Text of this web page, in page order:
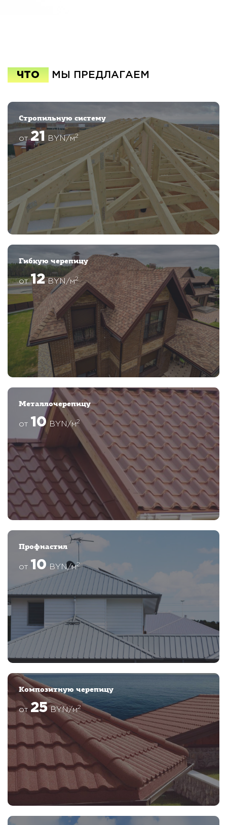
ЧТО МЫ ПРЕДЛАГАЕМ
Стропильную систему
от21 BYN/м2
Гибкую черепицу
от12BYN/м2
Металлочерепицу
от 10BYN/м2
Профнастил
от 10 BYN/м2
Композитную черепицу
от 25 BYN/м2